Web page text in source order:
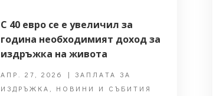
С 40 евро се е увеличил за
година необходимият доход за
издръжка на живота
АПР. 27, 2026 | ЗАПЛАТА ЗА
ИЗДРЪЖКА
НОВИНИ И СЪБИТИЯ